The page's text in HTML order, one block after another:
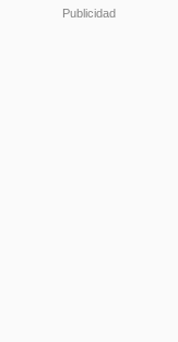
Daniela